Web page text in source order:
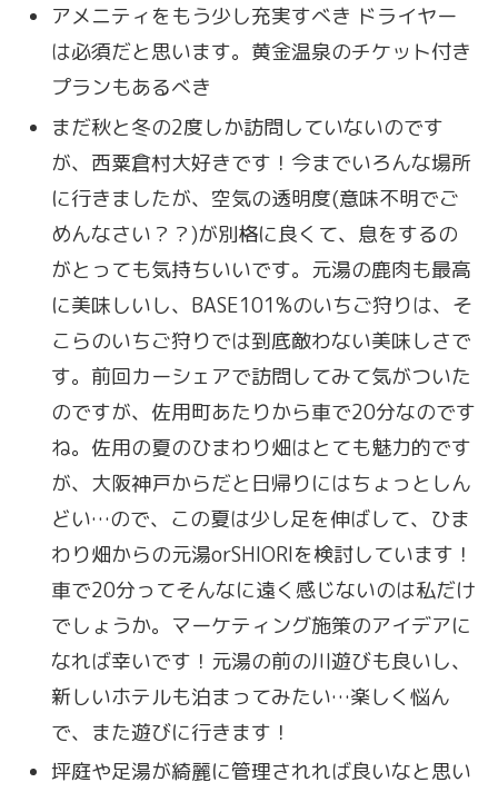
アメニティをもう少し充実すべき ドライヤー
は必須だと思います。黄金温泉のチケット付き
プランもあるべき
まだ秋と冬の2度しか訪問していないのです
が、西粟倉村大好きです！今までいろんな場所
に行きましたが、空気の透明度(意味不明でご
めんなさい？？)が別格に良くて、息をするの
がとっても気持ちいいです。元湯の鹿肉も最高
に美味しいし、BASE101%のいちご狩りは、そ
こらのいちご狩りでは到底敵わない美味しさで
す。前回カーシェアで訪問してみて気がついた
のですが、佐用町あたりから車で20分なのです
ね。佐用の夏のひまわり畑はとても魅力的です
が、大阪神戸からだと日帰りにはちょっとしん
どい…ので、この夏は少し足を伸ばして、ひま
わり畑からの元湯orSHIORIを検討しています！
車で20分ってそんなに遠く感じないのは私だけ
でしょうか。マーケティング施策のアイデアに
なれば幸いです！元湯の前の川遊びも良いし、
新しいホテルも泊まってみたい…楽しく悩ん
で、また遊びに行きます！
坪庭や足湯が綺麗に管理されれば良いなと思い